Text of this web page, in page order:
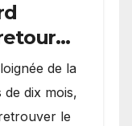
de la
dix mois,
le